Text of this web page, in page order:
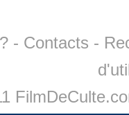
- Contacts -